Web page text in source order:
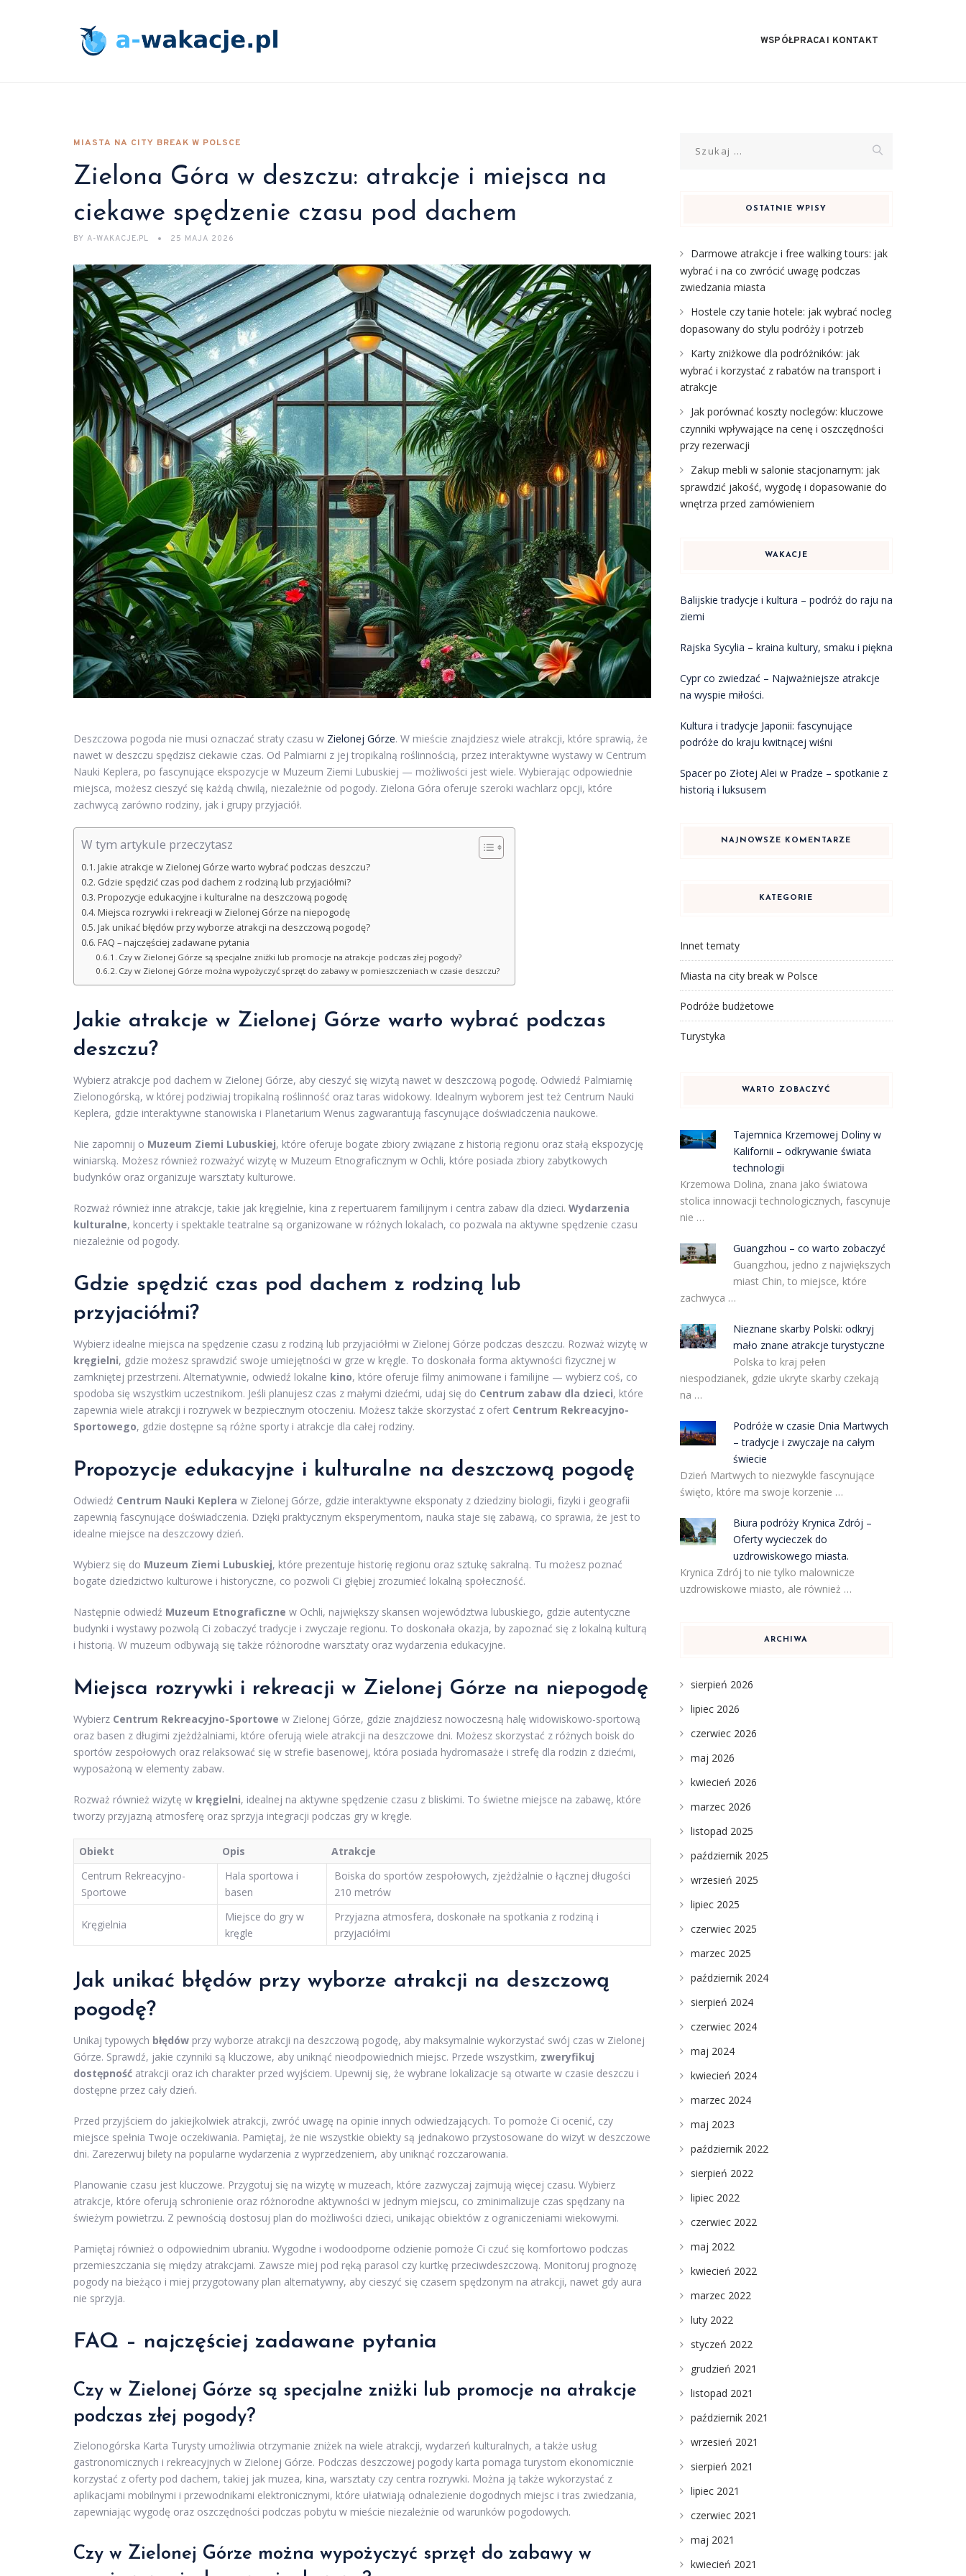
WSPÓŁPRACA I KONTAKT
MIASTA NA CITY BREAK W POLSCE
Zielona Góra w deszczu: atrakcje i miejsca na
ciekawe spędzenie czasu pod dachem
BY A-WAKACJE.PL 25 MAJA 2026
Deszczowa pogoda nie musi oznaczać straty czasu w Zielonej Górze. W mieście znajdziesz wiele atrakcji, które sprawią, że
nawet w deszczu spędzisz ciekawie czas. Od Palmiarni z jej tropikalną roślinnością, przez interaktywne wystawy w Centrum
Nauki Keplera, po fascynujące ekspozycje w Muzeum Ziemi Lubuskiej — możliwości jest wiele. Wybierając odpowiednie
miejsca, możesz cieszyć się każdą chwilą, niezależnie od pogody. Zielona Góra oferuje szeroki wachlarz opcji, które
zachwycą zarówno rodziny, jak i grupy przyjaciół.
W tym artykule przeczytasz
Jakie atrakcje w Zielonej Górze warto wybrać podczas deszczu?
Gdzie spędzić czas pod dachem z rodziną lub przyjaciółmi?
Propozycje edukacyjne i kulturalne na deszczową pogodę
Miejsca rozrywki i rekreacji w Zielonej Górze na niepogodę
Jak unikać błędów przy wyborze atrakcji na deszczową pogodę?
FAQ – najczęściej zadawane pytania
Czy w Zielonej Górze są specjalne zniżki lub promocje na atrakcje podczas złej pogody?
Czy w Zielonej Górze można wypożyczyć sprzęt do zabawy w pomieszczeniach w czasie deszczu?
Jakie atrakcje w Zielonej Górze warto wybrać podczas
deszczu?
Wybierz atrakcje pod dachem w Zielonej Górze, aby cieszyć się wizytą nawet w deszczową pogodę. Odwiedź Palmiarnię
Zielonogórską, w której podziwiaj tropikalną roślinność oraz taras widokowy. Idealnym wyborem jest też Centrum Nauki
Keplera, gdzie interaktywne stanowiska i Planetarium Wenus zagwarantują fascynujące doświadczenia naukowe.
Nie zapomnij o Muzeum Ziemi Lubuskiej, które oferuje bogate zbiory związane z historią regionu oraz stałą ekspozycję
winiarską. Możesz również rozważyć wizytę w Muzeum Etnograficznym w Ochli, które posiada zbiory zabytkowych
budynków oraz organizuje warsztaty kulturowe.
Rozważ również inne atrakcje, takie jak kręgielnie, kina z repertuarem familijnym i centra zabaw dla dzieci. Wydarzenia
kulturalne, koncerty i spektakle teatralne są organizowane w różnych lokalach, co pozwala na aktywne spędzenie czasu
niezależnie od pogody.
Gdzie spędzić czas pod dachem z rodziną lub
przyjaciółmi?
Wybierz idealne miejsca na spędzenie czasu z rodziną lub przyjaciółmi w Zielonej Górze podczas deszczu. Rozważ wizytę w
kręgielni, gdzie możesz sprawdzić swoje umiejętności w grze w kręgle. To doskonała forma aktywności fizycznej w
zamkniętej przestrzeni. Alternatywnie, odwiedź lokalne kino, które oferuje filmy animowane i familijne — wybierz coś, co
spodoba się wszystkim uczestnikom. Jeśli planujesz czas z małymi dziećmi, udaj się do Centrum zabaw dla dzieci, które
zapewnia wiele atrakcji i rozrywek w bezpiecznym otoczeniu. Możesz także skorzystać z ofert Centrum Rekreacyjno-
Sportowego, gdzie dostępne są różne sporty i atrakcje dla całej rodziny.
Propozycje edukacyjne i kulturalne na deszczową pogodę
Odwiedź Centrum Nauki Keplera w Zielonej Górze, gdzie interaktywne eksponaty z dziedziny biologii, fizyki i geografii
zapewnią fascynujące doświadczenia. Dzięki praktycznym eksperymentom, nauka staje się zabawą, co sprawia, że jest to
idealne miejsce na deszczowy dzień.
Wybierz się do Muzeum Ziemi Lubuskiej, które prezentuje historię regionu oraz sztukę sakralną. Tu możesz poznać
bogate dziedzictwo kulturowe i historyczne, co pozwoli Ci głębiej zrozumieć lokalną społeczność.
Następnie odwiedź Muzeum Etnograficzne w Ochli, największy skansen województwa lubuskiego, gdzie autentyczne
budynki i wystawy pozwolą Ci zobaczyć tradycje i zwyczaje regionu. To doskonała okazja, by zapoznać się z lokalną kulturą
i historią. W muzeum odbywają się także różnorodne warsztaty oraz wydarzenia edukacyjne.
Miejsca rozrywki i rekreacji w Zielonej Górze na niepogodę
Wybierz Centrum Rekreacyjno-Sportowe w Zielonej Górze, gdzie znajdziesz nowoczesną halę widowiskowo-sportową
oraz basen z długimi zjeżdżalniami, które oferują wiele atrakcji na deszczowe dni. Możesz skorzystać z różnych boisk do
sportów zespołowych oraz relaksować się w strefie basenowej, która posiada hydromasaże i strefę dla rodzin z dziećmi,
wyposażoną w elementy zabaw.
Rozważ również wizytę w kręgielni, idealnej na aktywne spędzenie czasu z bliskimi. To świetne miejsce na zabawę, które
tworzy przyjazną atmosferę oraz sprzyja integracji podczas gry w kręgle.
Obiekt Opis
Atrakcje
Centrum Rekreacyjno-
Sportowe
Hala sportowa i
basen
Boiska do sportów zespołowych, zjeżdżalnie o łącznej długości
210 metrów
Kręgielnia
Miejsce do gry w
kręgle
Przyjazna atmosfera, doskonałe na spotkania z rodziną i
przyjaciółmi
Jak unikać błędów przy wyborze atrakcji na deszczową
pogodę?
Unikaj typowych błędów przy wyborze atrakcji na deszczową pogodę, aby maksymalnie wykorzystać swój czas w Zielonej
Górze. Sprawdź, jakie czynniki są kluczowe, aby uniknąć nieodpowiednich miejsc. Przede wszystkim, zweryfikuj
dostępność atrakcji oraz ich charakter przed wyjściem. Upewnij się, że wybrane lokalizacje są otwarte w czasie deszczu i
dostępne przez cały dzień.
Przed przyjściem do jakiejkolwiek atrakcji, zwróć uwagę na opinie innych odwiedzających. To pomoże Ci ocenić, czy
miejsce spełnia Twoje oczekiwania. Pamiętaj, że nie wszystkie obiekty są jednakowo przystosowane do wizyt w deszczowe
dni. Zarezerwuj bilety na popularne wydarzenia z wyprzedzeniem, aby uniknąć rozczarowania.
Planowanie czasu jest kluczowe. Przygotuj się na wizytę w muzeach, które zazwyczaj zajmują więcej czasu. Wybierz
atrakcje, które oferują schronienie oraz różnorodne aktywności w jednym miejscu, co zminimalizuje czas spędzany na
świeżym powietrzu. Z pewnością dostosuj plan do możliwości dzieci, unikając obiektów z ograniczeniami wiekowymi.
Pamiętaj również o odpowiednim ubraniu. Wygodne i wodoodporne odzienie pomoże Ci czuć się komfortowo podczas
przemieszczania się między atrakcjami. Zawsze miej pod ręką parasol czy kurtkę przeciwdeszczową. Monitoruj prognozę
pogody na bieżąco i miej przygotowany plan alternatywny, aby cieszyć się czasem spędzonym na atrakcji, nawet gdy aura
nie sprzyja.
FAQ – najczęściej zadawane pytania
Czy w Zielonej Górze są specjalne zniżki lub promocje na atrakcje
podczas złej pogody?
Zielonogórska Karta Turysty umożliwia otrzymanie zniżek na wiele atrakcji, wydarzeń kulturalnych, a także usług
gastronomicznych i rekreacyjnych w Zielonej Górze. Podczas deszczowej pogody karta pomaga turystom ekonomicznie
korzystać z oferty pod dachem, takiej jak muzea, kina, warsztaty czy centra rozrywki. Można ją także wykorzystać z
aplikacjami mobilnymi i przewodnikami elektronicznymi, które ułatwiają odnalezienie dogodnych miejsc i tras zwiedzania,
zapewniając wygodę oraz oszczędności podczas pobytu w mieście niezależnie od warunków pogodowych.
Czy w Zielonej Górze można wypożyczyć sprzęt do zabawy w
OSTATNIE WPISY
Darmowe atrakcje i free walking tours: jak
wybrać i na co zwrócić uwagę podczas
zwiedzania miasta
Hostele czy tanie hotele: jak wybrać nocleg
dopasowany do stylu podróży i potrzeb
Karty zniżkowe dla podróżników: jak
wybrać i korzystać z rabatów na transport i
atrakcje
Jak porównać koszty noclegów: kluczowe
czynniki wpływające na cenę i oszczędności
przy rezerwacji
Zakup mebli w salonie stacjonarnym: jak
sprawdzić jakość, wygodę i dopasowanie do
wnętrza przed zamówieniem
WAKACJE
Balijskie tradycje i kultura – podróż do raju na
ziemi
Rajska Sycylia – kraina kultury, smaku i piękna
Cypr co zwiedzać – Najważniejsze atrakcje
na wyspie miłości.
Kultura i tradycje Japonii: fascynujące
podróże do kraju kwitnącej wiśni
Spacer po Złotej Alei w Pradze – spotkanie z
historią i luksusem
NAJNOWSZE KOMENTARZE
KATEGORIE
Innet tematy
Miasta na city break w Polsce
Podróże budżetowe
Turystyka
WARTO ZOBACZYĆ
Tajemnica Krzemowej Doliny w
Kalifornii – odkrywanie świata
technologii
Krzemowa Dolina, znana jako światowa
stolica innowacji technologicznych, fascynuje
nie …
Guangzhou – co warto zobaczyć
Guangzhou, jedno z największych
miast Chin, to miejsce, które
zachwyca …
Nieznane skarby Polski: odkryj
mało znane atrakcje turystyczne
Polska to kraj pełen
niespodzianek, gdzie ukryte skarby czekają
na …
Podróże w czasie Dnia Martwych
– tradycje i zwyczaje na całym
świecie
Dzień Martwych to niezwykle fascynujące
święto, które ma swoje korzenie …
Biura podróży Krynica Zdrój –
Oferty wycieczek do
uzdrowiskowego miasta.
Krynica Zdrój to nie tylko malownicze
uzdrowiskowe miasto, ale również …
ARCHIWA
sierpień 2026
lipiec 2026
czerwiec 2026
maj 2026
kwiecień 2026
marzec 2026
listopad 2025
październik 2025
wrzesień 2025
lipiec 2025
czerwiec 2025
marzec 2025
październik 2024
sierpień 2024
czerwiec 2024
maj 2024
kwiecień 2024
marzec 2024
maj 2023
październik 2022
sierpień 2022
lipiec 2022
czerwiec 2022
maj 2022
kwiecień 2022
marzec 2022
luty 2022
styczeń 2022
grudzień 2021
listopad 2021
październik 2021
wrzesień 2021
sierpień 2021
lipiec 2021
czerwiec 2021
maj 2021
kwiecień 2021